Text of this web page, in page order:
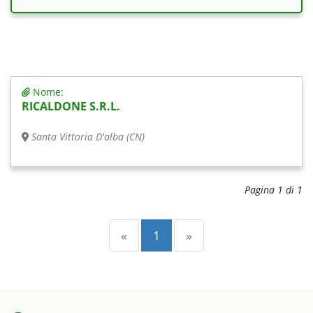
Nome:
RICALDONE S.R.L.
Santa Vittoria D'alba (CN)
Pagina 1 di 1
« Precedente
1 (current)
»